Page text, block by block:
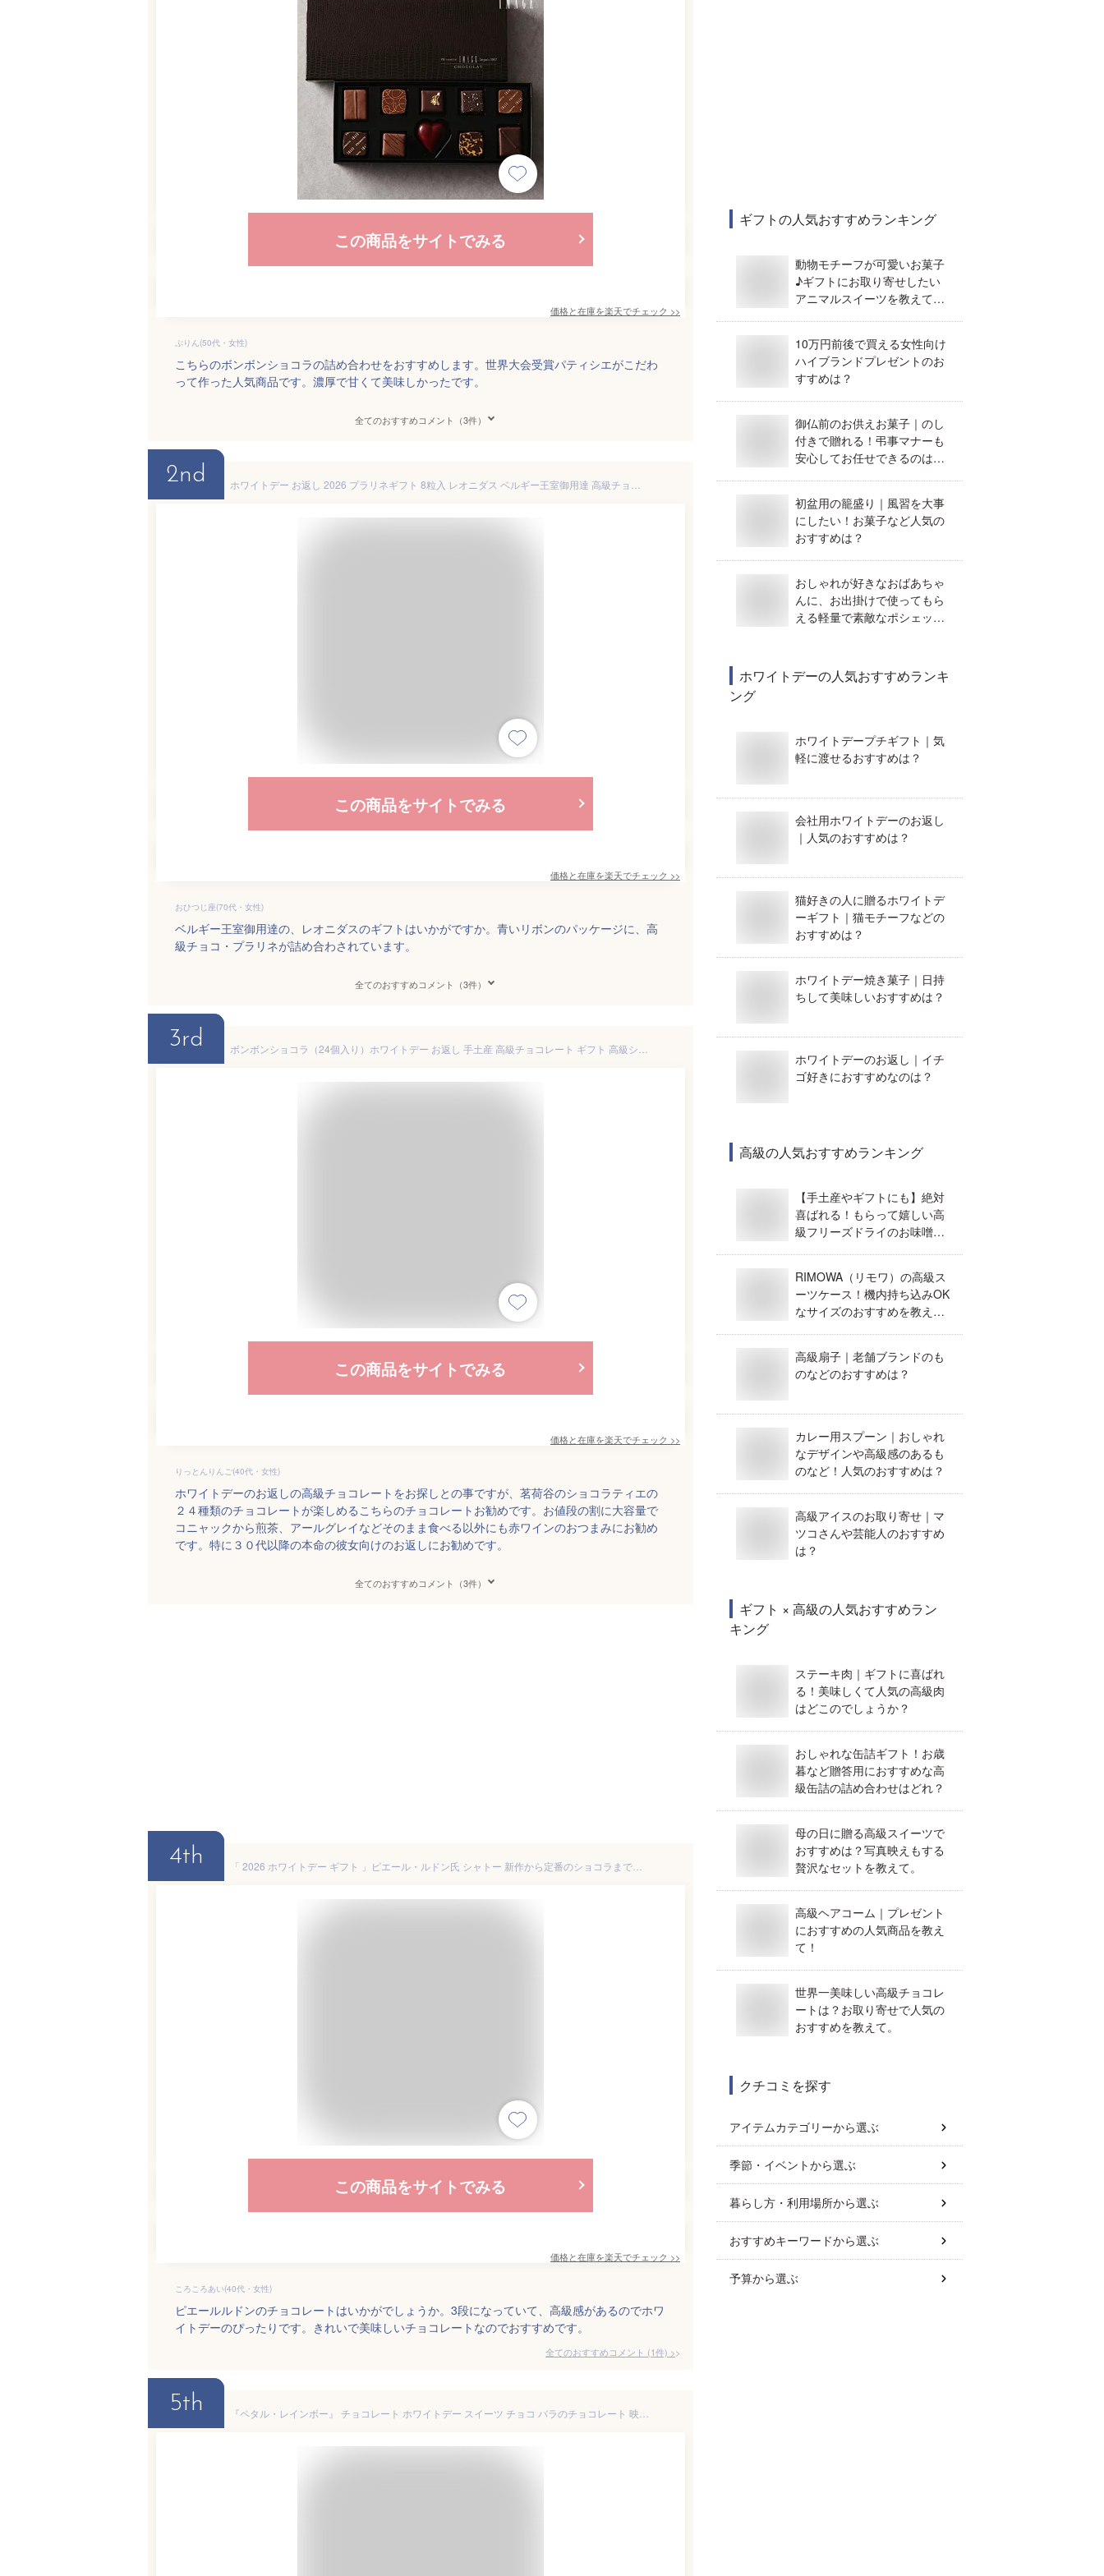
この商品をサイトでみる
価格と在庫を楽天でチェック >>
ぷりん(50代・女性)
こちらのボンボンショコラの詰め合わせをおすすめします。世界大会受賞パティシエがこだわ
って作った人気商品です。濃厚で甘くて美味しかったです。
全てのおすすめコメント（3件）
2nd
この商品をサイトでみる
価格と在庫を楽天でチェック >>
おひつじ座(70代・女性)
ベルギー王室御用達の、レオニダスのギフトはいかがですか。青いリボンのパッケージに、高
級チョコ・プラリネが詰め合わされています。
全てのおすすめコメント（3件）
3rd
この商品をサイトでみる
価格と在庫を楽天でチェック >>
りっとんりんご(40代・女性)
ホワイトデーのお返しの高級チョコレートをお探しとの事ですが、茗荷谷のショコラティエの
２４種類のチョコレートが楽しめるこちらのチョコレートお勧めです。お値段の割に大容量で
コニャックから煎茶、アールグレイなどそのまま食べる以外にも赤ワインのおつまみにお勧め
です。特に３０代以降の本命の彼女向けのお返しにお勧めです。
全てのおすすめコメント（3件）
4th
この商品をサイトでみる
価格と在庫を楽天でチェック >>
ころころあい(40代・女性)
ピエールルドンのチョコレートはいかがでしょうか。3段になっていて、高級感があるのでホワ
イトデーのぴったりです。きれいで美味しいチョコレートなのでおすすめです。
全てのおすすめコメント (1件) >
5th
ギフトの人気おすすめランキング
動物モチーフが可愛いお菓子
♪ギフトにお取り寄せしたい
アニマルスイーツを教えてく
10万円前後で買える女性向け
ハイブランドプレゼントのお
すすめは？
御仏前のお供えお菓子｜のし
付きで贈れる！弔事マナーも
安心してお任せできるのはど
初盆用の籠盛り｜風習を大事
にしたい！お菓子など人気の
おすすめは？
おしゃれが好きなおばあちゃ
んに、お出掛けで使ってもら
える軽量で素敵なポシェット
ホワイトデーの人気おすすめランキ
ング
ホワイトデープチギフト｜気
軽に渡せるおすすめは？
会社用ホワイトデーのお返し
｜人気のおすすめは？
猫好きの人に贈るホワイトデ
ーギフト｜猫モチーフなどの
おすすめは？
ホワイトデー焼き菓子｜日持
ちして美味しいおすすめは？
ホワイトデーのお返し｜イチ
ゴ好きにおすすめなのは？
高級の人気おすすめランキング
【手土産やギフトにも】絶対
喜ばれる！もらって嬉しい高
級フリーズドライのお味噌汁
RIMOWA（リモワ）の高級ス
ーツケース！機内持ち込みOK
なサイズのおすすめを教え
高級扇子｜老舗ブランドのも
のなどのおすすめは？
カレー用スプーン｜おしゃれ
なデザインや高級感のあるも
のなど！人気のおすすめは？
高級アイスのお取り寄せ｜マ
ツコさんや芸能人のおすすめ
は？
ギフト × 高級の人気おすすめラン
キング
ステーキ肉｜ギフトに喜ばれ
る！美味しくて人気の高級肉
はどこのでしょうか？
おしゃれな缶詰ギフト！お歳
暮など贈答用におすすめな高
級缶詰の詰め合わせはどれ？
母の日に贈る高級スイーツで
おすすめは？写真映えもする
贅沢なセットを教えて。
高級ヘアコーム｜プレゼント
におすすめの人気商品を教え
て！
世界一美味しい高級チョコレ
ートは？お取り寄せで人気の
おすすめを教えて。
クチコミを探す
アイテムカテゴリーから選ぶ
季節・イベントから選ぶ
暮らし方・利用場所から選ぶ
おすすめキーワードから選ぶ
予算から選ぶ